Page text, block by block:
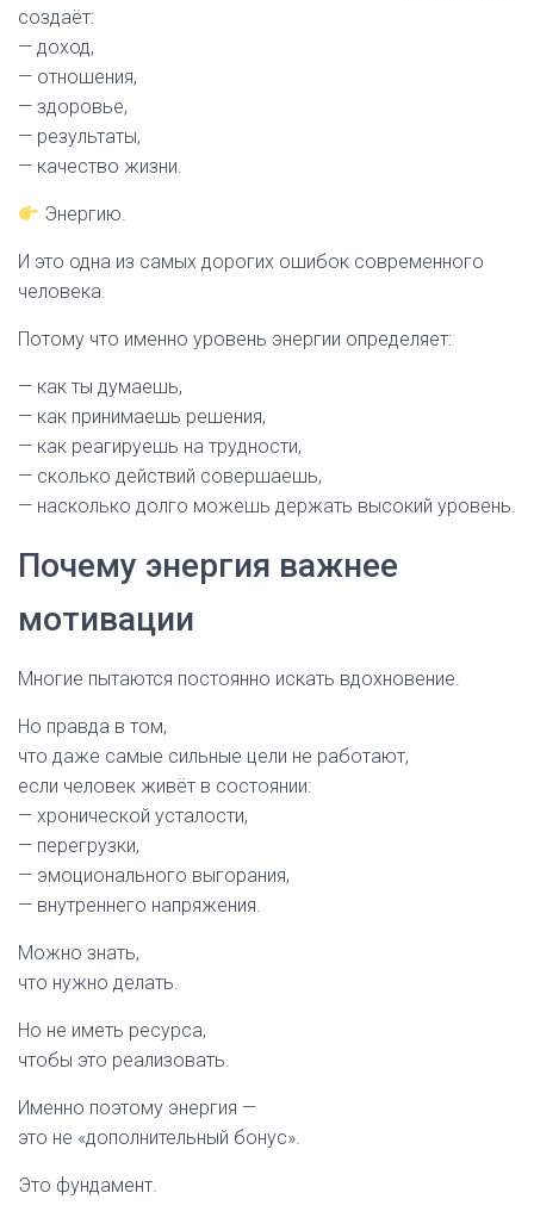
создаёт:
— доход,
— отношения,
— здоровье,
— результаты,
— качество жизни.
Энергию.
И это одна из самых дорогих ошибок современного
человека.
Потому что именно уровень энергии определяет:
— как ты думаешь,
— как принимаешь решения,
— как реагируешь на трудности,
— сколько действий совершаешь,
— насколько долго можешь держать высокий уровень.
Почему энергия важнее
мотивации
Многие пытаются постоянно искать вдохновение.
Но правда в том,
что даже самые сильные цели не работают,
если человек живёт в состоянии:
— хронической усталости,
— перегрузки,
— эмоционального выгорания,
— внутреннего напряжения.
Можно знать,
что нужно делать.
Но не иметь ресурса,
чтобы это реализовать.
Именно поэтому энергия —
это не «дополнительный бонус».
Это фундамент.